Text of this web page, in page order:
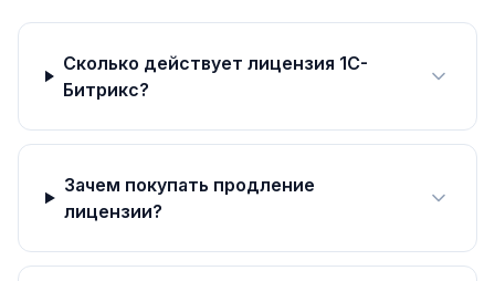
Сколько действует лицензия 1С-
Битрикс?
Зачем покупать продление
лицензии?